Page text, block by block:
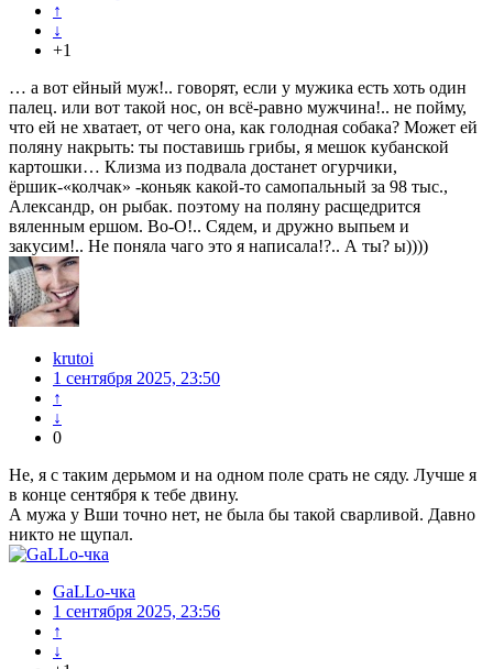
↑
↓
+1
… а вот ейный муж!.. говорят, если у мужика есть хоть один
палец. или вот такой нос, он всё-равно мужчина!.. не пойму,
что ей не хватает, от чего она, как голодная собака? Может ей
поляну накрыть: ты поставишь грибы, я мешок кубанской
картошки… Клизма из подвала достанет огурчики,
ёршик-«колчак» -коньяк какой-то самопальный за 98 тыс.,
Александр, он рыбак. поэтому на поляну расщедрится
вяленным ершом. Во-О!.. Сядем, и дружно выпьем и
закусим!.. Не поняла чаго это я написала!?.. А ты? ы))))
krutoi
1 сентября 2025, 23:50
↑
↓
0
Не, я с таким дерьмом и на одном поле срать не сяду. Лучше я
в конце сентября к тебе двину.
А мужа у Вши точно нет, не была бы такой сварливой. Давно
никто не щупал.
GaLLo-чка
1 сентября 2025, 23:56
↑
↓